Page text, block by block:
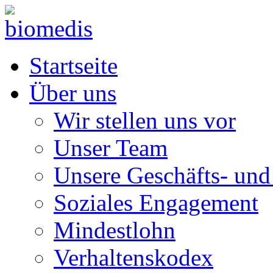
Startseite
Über uns
Wir stellen uns vor
Unser Team
Unsere Geschäfts-
Soziales Engagement
Mindestlohn
Verhaltenskodex